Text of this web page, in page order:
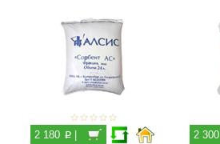
2 180 p| 2 300